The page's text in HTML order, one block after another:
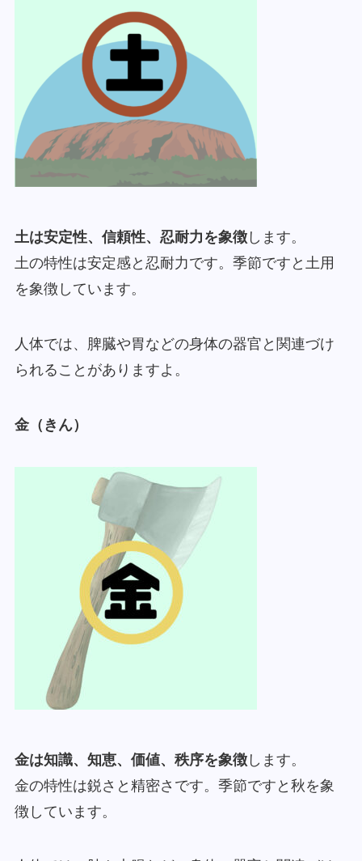
土は安定性、信頼性、忍耐力を象徴します。
土の特性は安定感と忍耐力です。季節ですと土用
を象徴しています。
人体では、脾臓や胃などの身体の器官と関連づけ
られることがありますよ。
金（きん）
金は知識、知恵、価値、秩序を象徴します。
金の特性は鋭さと精密さです。季節ですと秋を象
徴しています。